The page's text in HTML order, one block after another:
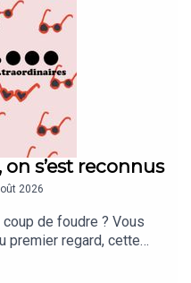
on s’est reconnus
2026
de foudre ? Vous
premier regard, cette
s’être toujours connus
le dira mieux que